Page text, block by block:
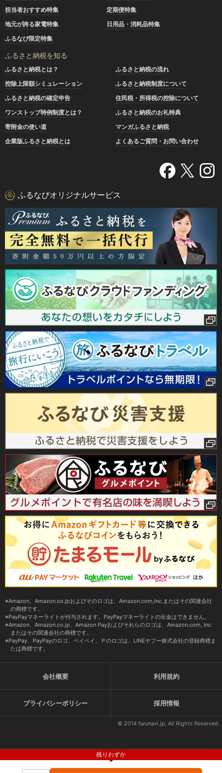
残りわずか
担当者おすすめ特集
定期便特集
地元が誇る家電特集
日用品・消耗品特集
ふるなび限定特集
ふるさと納税を知る
ふるさと納税とは？
ふるさと納税の流れ
控除上限額シミュレーション
ふるさと納税制度について
ふるさと納税の確定申告
住民税・所得税の控除について
ワンストップ特例制度とは？
ふるさと納税のお礼特典
寄附金の使い道
マンガふるさと納税
企業版ふるさと納税とは
よくあるご質問・お問い合わせ
ふるなびオリジナルサービス
Amazon、Amazon.co.jpおよびそのロゴは、Amazon.com,Inc.またはその関連会社
の商標です。
PayPayマネーライトが付与されます。PayPayマネーライトの出金はできません。
Amazon、Amazon.co.jp、Amazon Payおよびそれらのロゴは、Amazon.com, Inc.
またはその関連会社の商標です。
PayPay、PayPayのロゴ、ペイペイ、Ｐのロゴは、LINEヤフー株式会社の登録商標ま
たは商標です。
会社概要 利用規約
プライバシーポリシー 採用情報
© 2014 furunavi.jp, All Rights Reserved.